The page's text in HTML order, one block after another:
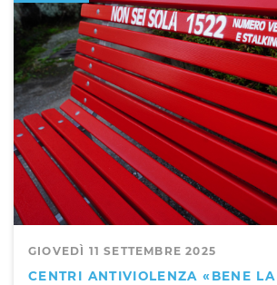
GIOVEDÌ 11 SETTEMBRE 2025
CENTRI ANTIVIOLENZA «BENE LA